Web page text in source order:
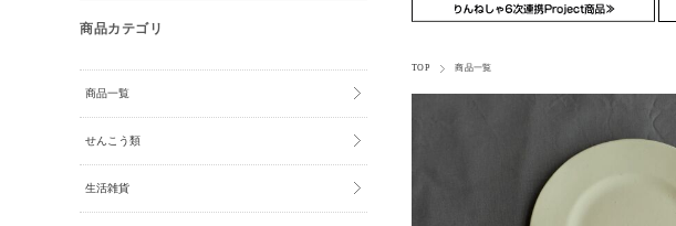
TOP 商品一覧
商品カテゴリ
商品一覧
せんこう類
生活雑貨